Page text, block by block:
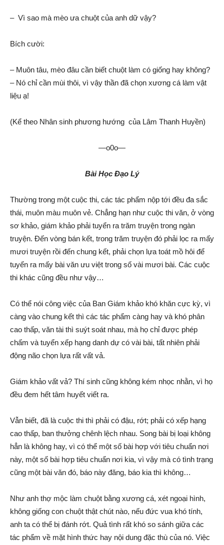
– Vì sao mà mèo ưa chuột của anh dữ vậy?
Bích cười:
– Muôn tâu, mèo đâu cần biết chuột làm có giống hay không?
– Nó chỉ cần mùi thôi, vì vậy thần đã chọn xương cá làm vật
liệu ạ!
(Kể theo Nhân sinh phương hướng của Lâm Thanh Huyền)
—o0o—
Bài Học Đạo Lý
Thường trong một cuộc thi, các tác phẩm nộp tới đều đa sắc
thái, muôn màu muôn vẻ. Chẳng hạn như cuộc thi văn, ở vòng
sơ khảo, giám khảo phải tuyển ra trăm truyện trong ngàn
truyện. Đến vòng bán kết, trong trăm truyện đó phải lọc ra mấy
mươi truyện rồi đến chung kết, phải chọn lựa toát mồ hôi để
tuyển ra mấy bài văn ưu việt trong số vài mươi bài. Các cuộc
thi khác cũng đều như vậy…
Có thể nói công việc của Ban Giám khảo khó khăn cực kỳ, vì
càng vào chung kết thì các tác phẩm càng hay và khó phân
cao thấp, văn tài thì suýt soát nhau, mà họ chỉ được phép
chấm và tuyển xếp hạng danh dự có vài bài, tất nhiên phải
động não chọn lựa rất vất vả.
Giám khảo vất vả? Thí sinh cũng không kém nhọc nhằn, vì họ
đều đem hết tâm huyết viết ra.
Vẫn biết, đã là cuộc thi thì phải có đậu, rớt; phải có xếp hạng
cao thấp, ban thưởng chênh lệch nhau. Song bài bị loại không
hẳn là không hay, vì có thể một số bài hợp với tiêu chuẩn nơi
này, một số bài hợp tiêu chuẩn nơi kia, vì vậy mà có tình trạng
cũng một bài văn đó, báo này đăng, báo kia thì không…
Như anh thợ mộc làm chuột bằng xương cá, xét ngoại hình,
không giống con chuột thật chút nào, nếu đức vua khó tính,
anh ta có thể bị đánh rớt. Quả tình rất khó so sánh giữa các
tác phẩm về mặt hình thức hay nội dung đặc thù của nó. Việc